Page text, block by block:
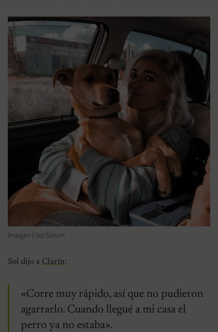
Imagen | Sol Salum
Sol dijo a Clarín:
«Corre muy rápido, así que no pudieron
agarrarlo. Cuando llegué a mi casa el
perro ya no estaba».